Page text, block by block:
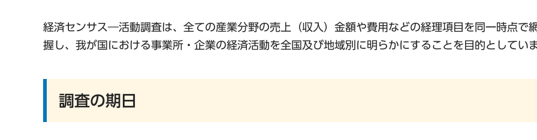
経済センサス―活動調査は、全ての産業分野の売上（収入）金額や費用などの経理項目を同一時点で
握し、我が国における事業所・企業の経済活動を全国及び地域別に明らかにすることを目的としていま
調査の期日